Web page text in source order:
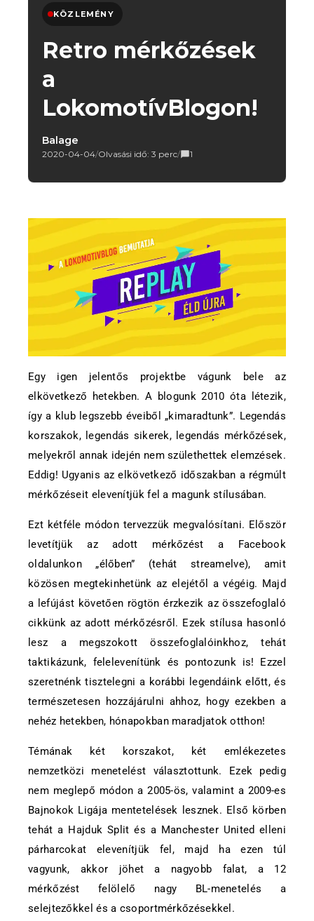
KÖZLEMÉNY
Retro mérkőzések
a
LokomotívBlogon!
Balage
2020-04-04/Olvasási idő: 3 perc/ 1
Egy igen jelentős projektbe vágunk bele az
elkövetkező hetekben. A blogunk 2010 óta létezik,
így a klub legszebb éveiből „kimaradtunk”. Legendás
korszakok, legendás sikerek, legendás mérkőzések,
melyekről annak idején nem születhettek elemzések.
Eddig! Ugyanis az elkövetkező időszakban a régmúlt
mérkőzéseit elevenítjük fel a magunk stílusában.
Ezt kétféle módon tervezzük megvalósítani. Először
levetítjük az adott mérkőzést a Facebook
oldalunkon „élőben” (tehát streamelve), amit
közösen megtekinhetünk az elejétől a végéig. Majd
a lefújást követően rögtön érzkezik az összefoglaló
cikkünk az adott mérkőzésről. Ezek stílusa hasonló
lesz a megszokott összefoglalóinkhoz, tehát
taktikázunk, felelevenítünk és pontozunk is! Ezzel
szeretnénk tisztelegni a korábbi legendáink előtt, és
természetesen hozzájárulni ahhoz, hogy ezekben a
nehéz hetekben, hónapokban maradjatok otthon!
Témának két korszakot, két emlékezetes
nemzetközi menetelést választottunk. Ezek pedig
nem meglepő módon a 2005-ös, valamint a 2009-es
Bajnokok Ligája mentetelések lesznek. Első körben
tehát a Hajduk Split és a Manchester United elleni
párharcokat elevenítjük fel, majd ha ezen túl
vagyunk, akkor jöhet a nagyobb falat, a 12
mérkőzést felölelő nagy BL-menetelés a
selejtezőkkel és a csoportmérkőzésekkel.